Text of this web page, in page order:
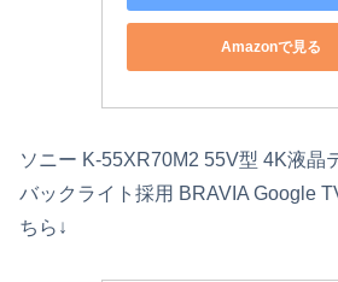
Amazonで見る
ソニー K-55XR70M2 55V型 4K液晶
バックライト採用 BRAVIA Google
ちら↓